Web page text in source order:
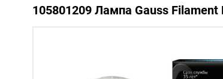
105801209 Лампа Gauss